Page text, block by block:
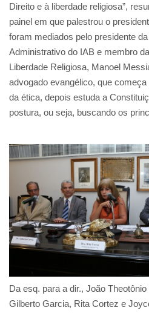
Direito e à liberdade religiosa”,
painel em que palestrou o
foram mediados pelo presidente
Administrativo do IAB e membro
Liberdade Religiosa, Manoel
advogado evangélico, que
da ética, depois estuda a
postura, ou seja, buscando os
Da esq. para a dir., João
Gilberto Garcia, Rita Cortez e